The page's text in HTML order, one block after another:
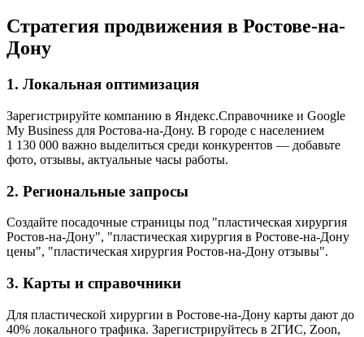
Стратегия продвижения в Ростове-на-
Дону
1. Локальная оптимизация
Зарегистрируйте компанию в Яндекс.Справочнике и Google
My Business для Ростова-на-Дону. В городе с населением
1 130 000 важно выделиться среди конкурентов — добавьте
фото, отзывы, актуальные часы работы.
2. Региональные запросы
Создайте посадочные страницы под "пластическая хирургия
Ростов-на-Дону", "пластическая хирургия в Ростове-на-Дону
цены", "пластическая хирургия Ростов-на-Дону отзывы".
3. Карты и справочники
Для пластической хирургии в Ростове-на-Дону карты дают до
40% локального трафика. Зарегистрируйтесь в 2ГИС, Zoon,